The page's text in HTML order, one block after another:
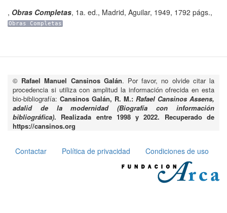
, Obras Completas, 1a. ed., Madrid, Aguilar, 1949, 1792 págs.,
Obras Completas
© Rafael Manuel Cansinos Galán. Por favor, no olvide citar la
procedencia si utiliza con amplitud la información ofrecida en esta
bio-bibliografía: Cansinos Galán, R. M.: Rafael Cansinos Assens,
adalid de la modernidad (Biografía con información
bibliográfica). Realizada entre 1998 y 2022. Recuperado de
https://cansinos.org
Pie
Contactar Política de privacidad Condiciones de uso